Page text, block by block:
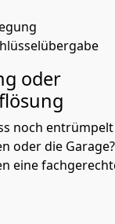
oder
noch
oder die Garage?
eine